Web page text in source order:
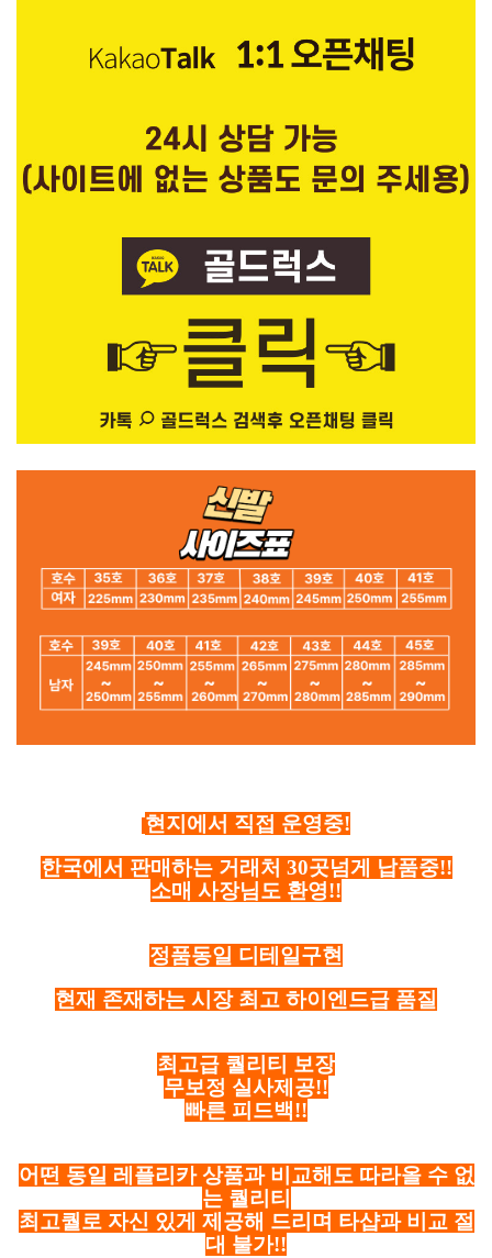
현지에서 직접 운영중!
한국에서 판매하는 거래처 30곳넘게 납품중!!
소매 사장님도 환영!!
정품동일 디테일구현
현재 존재하는 시장 최고 하이엔드급 품질
최고급 퀄리티 보장
무보정 실사제공!!
빠른 피드백!!
어떤 동일 레플리카 상품과 비교해도 따라올 수 없
는 퀄리티
최고퀄로 자신 있게 제공해 드리며 타샵과 비교 절
대 불가!!